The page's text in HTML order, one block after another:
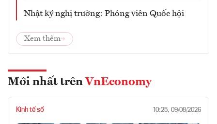
Nhật ký nghị trường: Phóng viên Quốc hội
Xem thêm
Mới nhất trên VnEconomy
Kinh tế số 10:25, 09/08/2026